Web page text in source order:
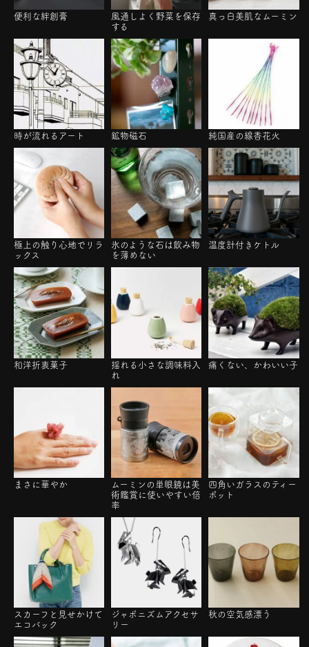
便利な絆創膏
風通しよく野菜を保存
する
真っ白美肌なムーミン
時が流れるアート 鉱物磁石 純国産の線香花火
極上の触り心地でリラ
ックス
氷のような石は飲み物
を薄めない
温度計付きケトル
和洋折衷菓子
揺れる小さな調味料入
れ
痛くない、かわいい子
まさに華やか
ムーミンの単眼鏡は美
術鑑賞に使いやすい倍
率
四角いガラスのティー
ポット
スカーフと見せかけて
エコバック
ジャポニズムアクセサ
リー
秋の空気感漂う